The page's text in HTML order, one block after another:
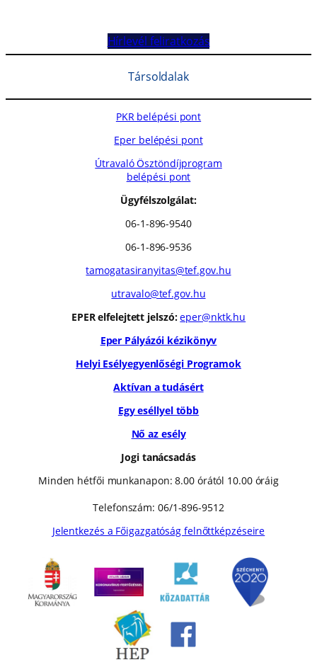
Hírlevél feliratkozás
Társoldalak
PKR belépési pont
Eper belépési pont
Útravaló Ösztöndíjprogram
belépési pont
Ügyfélszolgálat:
06-1-896-9540
06-1-896-9536
tamogatasiranyitas@tef.gov.hu
utravalo@tef.gov.hu
EPER elfelejtett jelszó: eper@nktk.hu
Eper Pályázói kézikönyv
Helyi Esélyegyenlőségi Programok
Aktívan a tudásért
Egy eséllyel több
Nő az esély
Jogi tanácsadás
Minden hétfői munkanapon: 8.00 órától 10.00 óráig
Telefonszám: 06/1-896-9512
Jelentkezés a Főigazgatóság felnőttképzéseire